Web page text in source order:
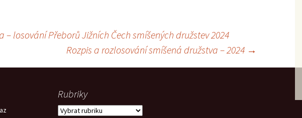
– losování Přeborů Jižních Čech smíšených družstev 2024
Rozpis a rozlosování smíšená družstva – 2024 →
Rubriky
Rubriky